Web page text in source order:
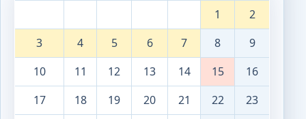
1
2
3
4 5 6 7 8
9
10
11 12 13 14 15
16
17
18 19 20 21 22
23